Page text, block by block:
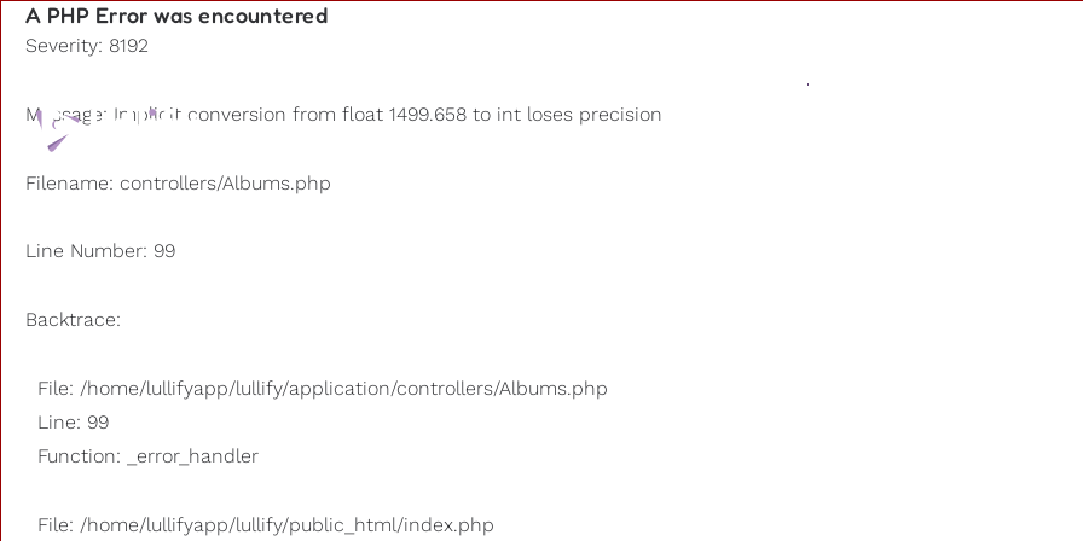
A PHP Error was encountered
Severity: 8192
Message: Implicit conversion from float 1499.658 to int loses precision
Filename: controllers/Albums.php
Line Number: 99
Backtrace:
File: /home/lullifyapp/lullify/application/controllers/Albums.php
Line: 99
Function: _error_handler
File: /home/lullifyapp/lullify/public_html/index.php
Playlists